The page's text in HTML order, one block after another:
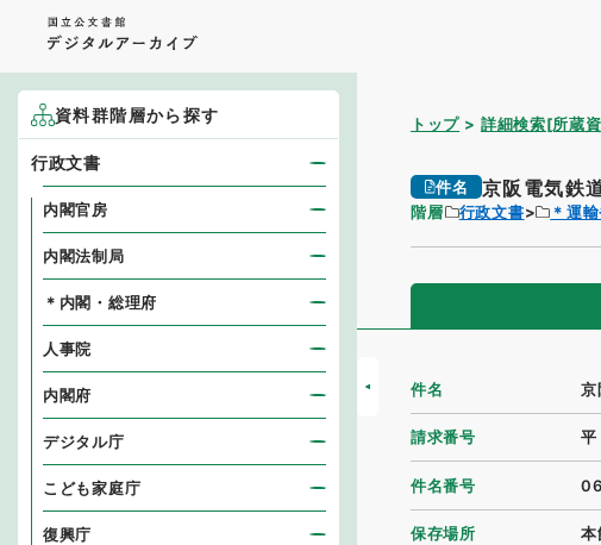
トップ 詳細検索[所蔵
件名 京阪電気鉄
階層 行政文書 ＊運
件名 京
請求番号
件名番号
保存場所 本
資料群階層から探す
行政文書
内閣官房
内閣法制局
＊内閣・総理府
人事院
内閣府
デジタル庁
こども家庭庁
復興庁